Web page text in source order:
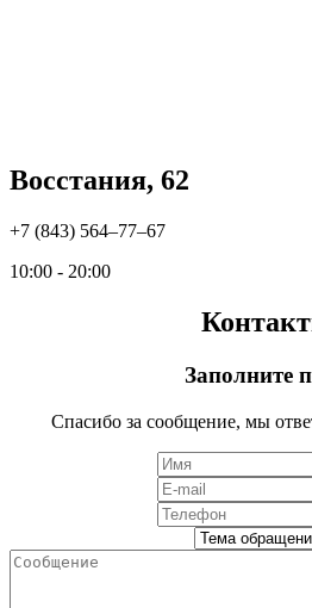
Восстания, 62
+7 (843) 564‒77‒67
10:00 - 20:00
Заполните
Спасибо за сообщение, мы